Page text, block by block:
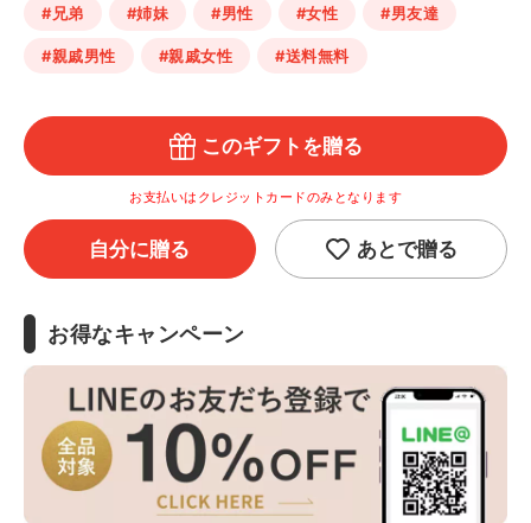
#兄弟 #姉妹 #男性 #女性 #男友達
#親戚男性 #親戚女性 #送料無料
このギフトを贈る
お支払いはクレジットカードのみとなります
自分に贈る あとで贈る
お得なキャンペーン